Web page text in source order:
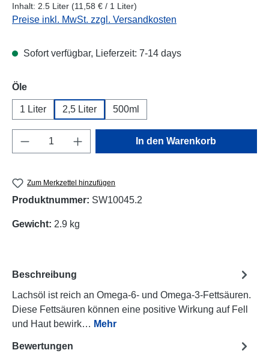
Inhalt: 2.5 Liter (11,58 € / 1 Liter)
Preise inkl. MwSt. zzgl. Versandkosten
Sofort verfügbar, Lieferzeit: 7-14 days
Öleauswählen
1 Liter 2,5 Liter 500ml
Produkt Anzahl: Gib den gewünschten
In den Warenkorb
Zum Merkzettel hinzufügen
Produktnummer: SW10045.2
Gewicht: 2.9 kg
Beschreibung
Lachsöl ist reich an Omega-6- und Omega-3-Fettsäuren.
Diese Fettsäuren können eine positive Wirkung auf Fell
und Haut bewirk… Mehr
Bewertungen